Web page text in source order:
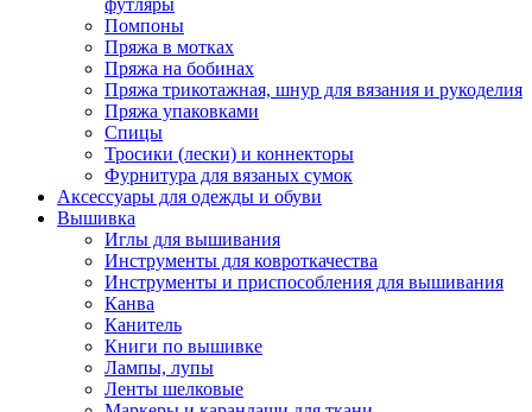
футляры
Помпоны
Пряжа в мотках
Пряжа на бобинах
Пряжа трикотажная, шнур для вязания и рукоделия
Пряжа упаковками
Спицы
Тросики (лески) и коннекторы
Фурнитура для вязаных сумок
Аксессуары для одежды и обуви
Вышивка
Иглы для вышивания
Инструменты для ковроткачества
Инструменты и приспособления для вышивания
Канва
Канитель
Книги по вышивке
Лампы, лупы
Ленты шелковые